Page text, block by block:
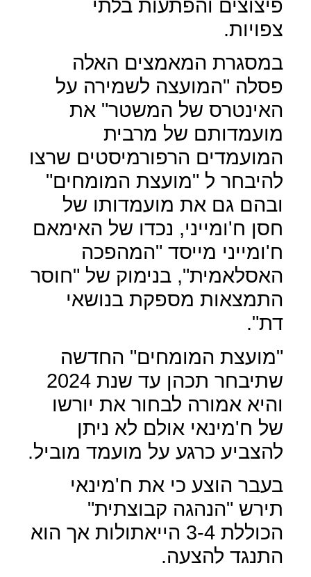
פיצוצים והפתעות בלתי
צפויות.
במסגרת המאמצים האלה
פסלה "המועצה לשמירה על
האינטרס של המשטר" את
מועמדותם של מרבית
המועמדים הרפורמיסטים שרצו
להיבחר ל "מועצת המומחים"
ובהם גם את מועמדותו של
חסן ח'ומייני, נכדו של האימאם
ח'ומייני מייסד "המהפכה
האסלאמית", בנימוק של "חוסר
התמצאות מספקת בנושאי
דת".
"מועצת המומחים" החדשה
שתיבחר תכהן עד שנת 2024
והיא אמורה לבחור את יורשו
של ח'מינאי אולם לא ניתן
להצביע כרגע על מועמד מוביל.
בעבר הוצע כי את ח'מינאי
תירש "הנהגה קבוצתית"
הכוללת 3-4 הייאתולות אך הוא
התנגד להצעה.